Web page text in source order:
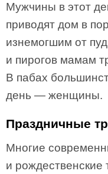
Мужчины в этот
приводят дом в
изнемогшим от
и пирогов мамам
В пабах
день — женщины.
Праздничные
Многие
и рождественские